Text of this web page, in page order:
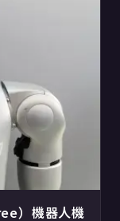
）機器人機